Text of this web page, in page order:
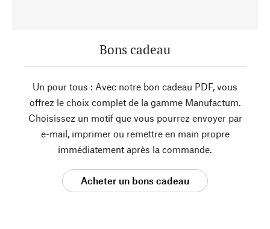
Bons cadeau
Un pour tous : Avec notre bon cadeau PDF, vous
offrez le choix complet de la gamme Manufactum.
Choisissez un motif que vous pourrez envoyer par
e-mail, imprimer ou remettre en main propre
immédiatement après la commande.
Acheter un bons cadeau